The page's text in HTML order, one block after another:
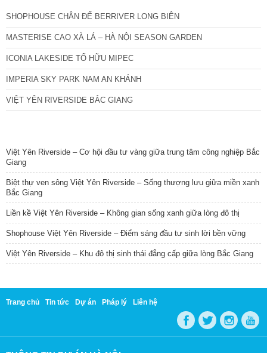
SHOPHOUSE CHÂN ĐẾ BERRIVER LONG BIÊN
MASTERISE CAO XÀ LÁ – HÀ NỘI SEASON GARDEN
ICONIA LAKESIDE TỐ HỮU MIPEC
IMPERIA SKY PARK NAM AN KHÁNH
VIỆT YÊN RIVERSIDE BẮC GIANG
Việt Yên Riverside – Cơ hội đầu tư vàng giữa trung tâm công nghiệp Bắc
Giang
Biệt thự ven sông Việt Yên Riverside – Sống thượng lưu giữa miền xanh
Bắc Giang
Liền kề Việt Yên Riverside – Không gian sống xanh giữa lòng đô thị
Shophouse Việt Yên Riverside – Điểm sáng đầu tư sinh lời bền vững
Việt Yên Riverside – Khu đô thị sinh thái đẳng cấp giữa lòng Bắc Giang
Trang chủ Tin tức Dự án Pháp lý Liên hệ